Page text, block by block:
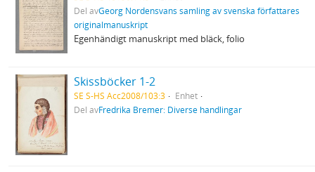
Del avGeorg Nordensvans samling av svenska författares
originalmanuskript
Egenhändigt manuskript med bläck, folio
Skissböcker 1-2
SE S-HS Acc2008/103:3
Enhet
Del avFredrika Bremer: Diverse handlingar